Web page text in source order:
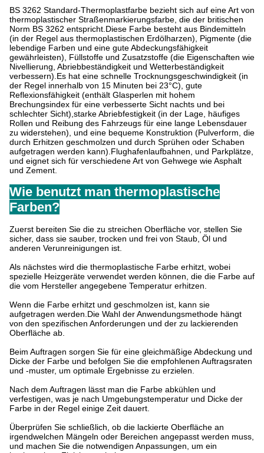
BS 3262 Standard-Thermoplastfarbe bezieht sich auf eine Art von
thermoplastischer Straßenmarkierungsfarbe, die der britischen
Norm BS 3262 entspricht.Diese Farbe besteht aus Bindemitteln
(in der Regel aus thermoplastischen Erdölharzen), Pigmente (die
lebendige Farben und eine gute Abdeckungsfähigkeit
gewährleisten), Füllstoffe und Zusatzstoffe (die Eigenschaften wie
Nivellierung, Abriebbeständigkeit und Wetterbeständigkeit
verbessern).Es hat eine schnelle Trocknungsgeschwindigkeit (in
der Regel innerhalb von 15 Minuten bei 23°C), gute
Reflexionsfähigkeit (enthält Glasperlen mit hohem
Brechungsindex für eine verbesserte Sicht nachts und bei
schlechter Sicht),starke Abriebfestigkeit (in der Lage, häufiges
Rollen und Reibung des Fahrzeugs für eine lange Lebensdauer
zu widerstehen), und eine bequeme Konstruktion (Pulverform, die
durch Erhitzen geschmolzen und durch Sprühen oder Schaben
aufgetragen werden kann).Flughafenlaufbahnen, und Parkplätze,
und eignet sich für verschiedene Art von Gehwege wie Asphalt
und Zement.
Wie benutzt man thermoplastische
Farben?
Zuerst bereiten Sie die zu streichen Oberfläche vor, stellen Sie
sicher, dass sie sauber, trocken und frei von Staub, Öl und
anderen Verunreinigungen ist.
Als nächstes wird die thermoplastische Farbe erhitzt, wobei
spezielle Heizgeräte verwendet werden können, die die Farbe auf
die vom Hersteller angegebene Temperatur erhitzen.
Wenn die Farbe erhitzt und geschmolzen ist, kann sie
aufgetragen werden.Die Wahl der Anwendungsmethode hängt
von den spezifischen Anforderungen und der zu lackierenden
Oberfläche ab.
Beim Auftragen sorgen Sie für eine gleichmäßige Abdeckung und
Dicke der Farbe und befolgen Sie die empfohlenen Auftragsraten
und -muster, um optimale Ergebnisse zu erzielen.
Nach dem Auftragen lässt man die Farbe abkühlen und
verfestigen, was je nach Umgebungstemperatur und Dicke der
Farbe in der Regel einige Zeit dauert.
Überprüfen Sie schließlich, ob die lackierte Oberfläche an
irgendwelchen Mängeln oder Bereichen angepasst werden muss,
und machen Sie die notwendigen Anpassungen, um ein